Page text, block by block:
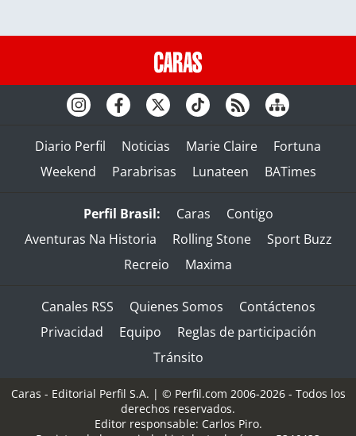
Diario Perfil Noticias Marie Claire
Fortuna
Weekend
Parabrisas Lunateen BATimes
Perfil Brasil: Caras
Contigo
Aventuras Na Historia
Rolling Stone
Sport Buzz
Recreio
Maxima
Canales RSS Quienes Somos
Contáctenos
Privacidad
Equipo
Reglas de participación
Tránsito
Caras - Editorial Perfil S.A. | © Perfil.com 2006-2026 - Todos los
derechos reservados.
Editor responsable: Carlos Piro.